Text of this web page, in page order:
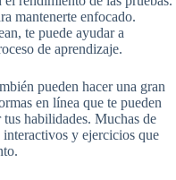
mantenerte enfocado.
te puede ayudar a
de aprendizaje.
pueden hacer una gran
en línea que te pueden
habilidades. Muchas de
interactivos y ejercicios que